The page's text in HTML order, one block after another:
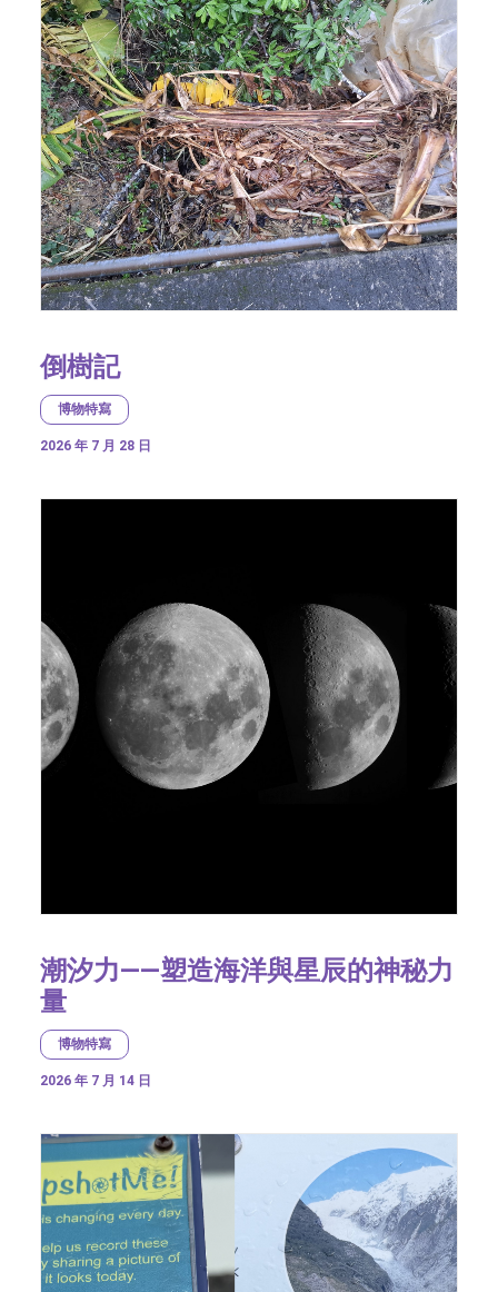
倒樹記
博物特寫
2026 年 7 月 28 日
潮汐力——塑造海洋與星辰的神秘力
量
博物特寫
2026 年 7 月 14 日